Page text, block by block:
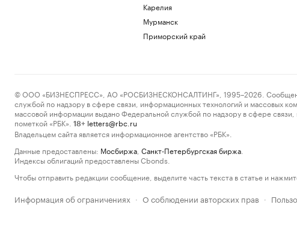
Карелия
Мурманск
Приморский край
© ООО «БИЗНЕСПРЕСС», АО «РОСБИЗНЕСКОНСАЛТИНГ», 1995–2026. Сообщения
службой по надзору в сфере связи, информационных технологий и массовых
массовой информации выдано Федеральной службой по надзору в сфере
пометкой «РБК».
18+ letters@rbc.ru
Владельцем сайта является информационное агентство «РБК».
Данные предоставлены: Мосбиржа Санкт-Петербургская биржа
Индексы облигаций предоставлены Cbonds.
Чтобы отправить редакции сообщение, выделите часть текста в статье и
Информация об ограничениях · О соблюдении авторских прав ·